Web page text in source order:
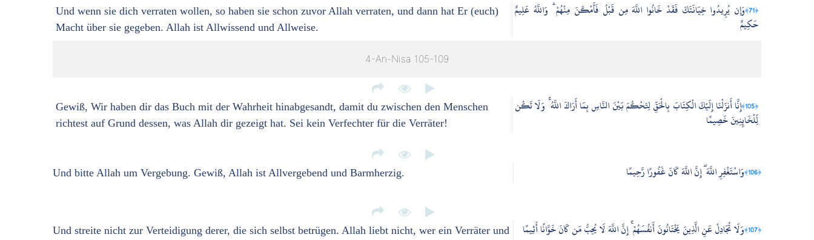
Und wenn sie dich verraten wollen, so haben sie schon zuvor Allah verraten, und dann hat Er (euch)
Macht über sie gegeben. Allah ist Allwissend und Allweise.
﴿71﴾
وَإِن يُرِيدُوا خِيَانَتَكَ فَقَدْ خَانُوا اللَّهَ مِن قَبْلُ فَأَمْكَنَ مِنْهُمْ ۗ وَاللَّهُ عَلِيمٌ
حَكِيمٌ
4-An-Nisa 105-109
Gewiß, Wir haben dir das Buch mit der Wahrheit hinabgesandt, damit du zwischen den Menschen
richtest auf Grund dessen, was Allah dir gezeigt hat. Sei kein Verfechter für die Verräter!
﴿105﴾
إِنَّا أَنزَلْنَا إِلَيْكَ الْكِتَابَ بِالْحَقِّ لِتَحْكُمَ بَيْنَ النَّاسِ بِمَا أَرَاكَ اللَّهُ ۚ وَلَا تَكُن
لِّلْخَائِنِينَ خَصِيمًا
Und bitte Allah um Vergebung. Gewiß, Allah ist Allvergebend und Barmherzig. ﴿106﴾ وَاسْتَغْفِرِ اللَّهَ ۖ إِنَّ اللَّهَ كَانَ غَفُورًا رَّحِيمًا
Und streite nicht zur Verteidigung derer, die sich selbst betrügen. Allah liebt nicht, wer ein Verräter und
﴿107﴾ وَلَا تُجَادِلْ عَنِ الَّذِينَ يَخْتَانُونَ أَنفُسَهُمْ ۚ إِنَّ اللَّهَ لَا يُحِبُّ مَن كَانَ خَوَّانًا أَثِيمًا